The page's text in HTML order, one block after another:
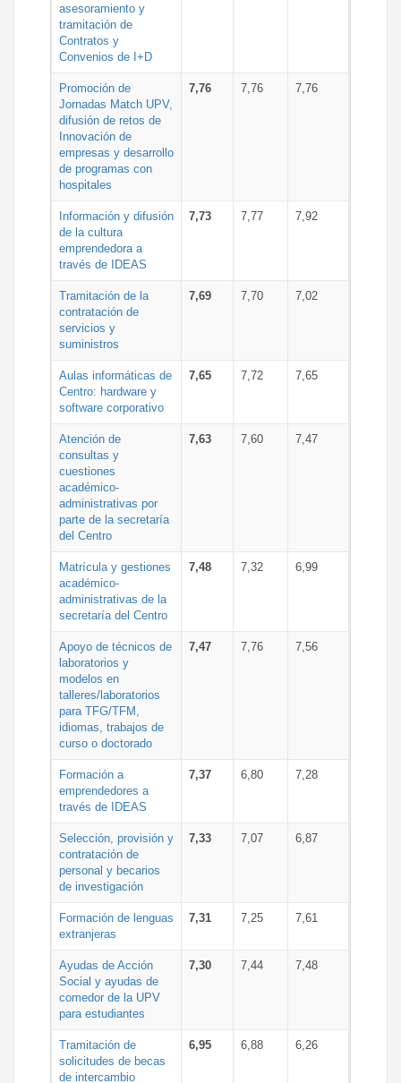
asesoramiento y
tramitación de
Contratos y
Convenios de I+D
Promoción de
Jornadas Match UPV,
difusión de retos de
Innovación de
empresas y desarrollo
de programas con
hospitales
7,76 7,76 7,76
Información y difusión
de la cultura
emprendedora a
través de IDEAS
7,73 7,77 7,92
Tramitación de la
contratación de
servicios y
suministros
7,69 7,70 7,02
Aulas informáticas de
Centro: hardware y
software corporativo
7,65 7,72 7,65
Atención de
consultas y
cuestiones
académico-
administrativas por
parte de la secretaría
del Centro
7,63 7,60 7,47
Matrícula y gestiones
académico-
administrativas de la
secretaría del Centro
7,48 7,32 6,99
Apoyo de técnicos de
laboratorios y
modelos en
talleres/laboratorios
para TFG/TFM,
idiomas, trabajos de
curso o doctorado
7,47 7,76 7,56
Formación a
emprendedores a
través de IDEAS
7,37 6,80 7,28
Selección, provisión y
contratación de
personal y becarios
de investigación
7,33 7,07 6,87
Formación de lenguas
extranjeras
7,31 7,25 7,61
Ayudas de Acción
Social y ayudas de
comedor de la UPV
para estudiantes
7,30 7,44 7,48
Tramitación de
solicitudes de becas
de intercambio
6,95 6,88 6,26